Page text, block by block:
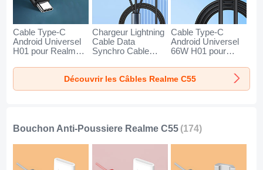
Cable Type-C
Android Universel
H01 pour Realme
Chargeur Lightning
Cable Data
Synchro Cable
Type-C 100W H01
pour Realme C55
Noir
Cable Type-C
Android Universel
66W H01 pour
Découvrir les Câbles Realme C55
Bouchon Anti-Poussiere Realme C55 (174)